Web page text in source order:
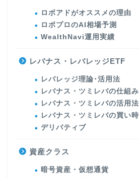
ロボアドがオススメの理由
ロボプロのAI相場予測
WealthNavi運用実績
レバナス・レバレッジETF
レバレッジ理論･活用法
レバナス・ツミレバの仕組み
レバナス・ツミレバの活用法
レバナス・ツミレバの買い時
デリバティブ
資産クラス
暗号資産・仮想通貨